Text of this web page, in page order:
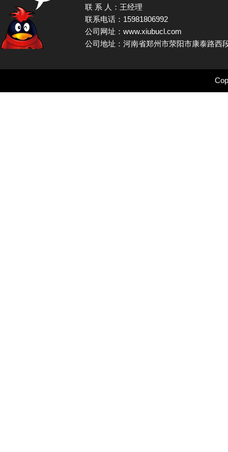
联 系 人：王经理
联系电话：15981806992
公司网址：www.xiubucl.com
公司地址：河南省郑州市荥阳市康泰路西